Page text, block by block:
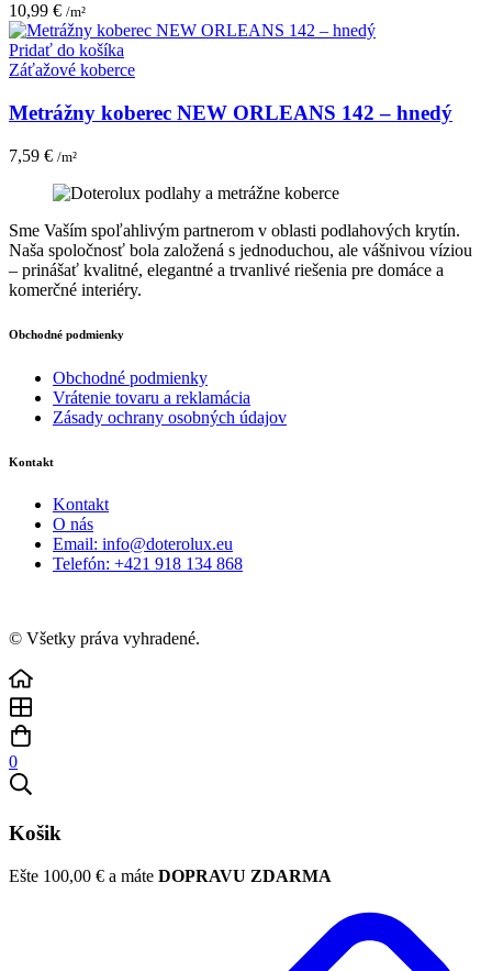
10,99 € /m²
Pridať do košíka
Záťažové koberce
Metrážny koberec NEW ORLEANS 142 – hnedý
7,59 € /m²
Sme Vaším spoľahlivým partnerom v oblasti podlahových krytín.
Naša spoločnosť bola založená s jednoduchou, ale vášnivou víziou
– prinášať kvalitné, elegantné a trvanlivé riešenia pre domáce a
komerčné interiéry.
Obchodné podmienky
Obchodné podmienky
Vrátenie tovaru a reklamácia
Zásady ochrany osobných údajov
Kontakt
Kontakt
O nás
Email: info@doterolux.eu
Telefón: +421 918 134 868
© Všetky práva vyhradené.
0
Košik
Ešte 100,00 € a máte DOPRAVU ZDARMA